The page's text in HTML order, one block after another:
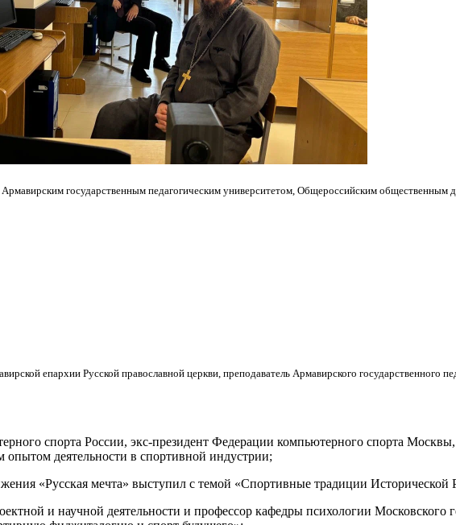
государственным педагогическим университетом, Общероссийским общественным
епархии Русской православной церкви, преподаватель Армавирского государственного
спорта России, экс-президент Федерации компьютерного спорта
деятельности в спортивной индустрии;
«Русская мечта» выступил с темой «Спортивные традиции
и научной деятельности и профессор кафедры психологии Московского